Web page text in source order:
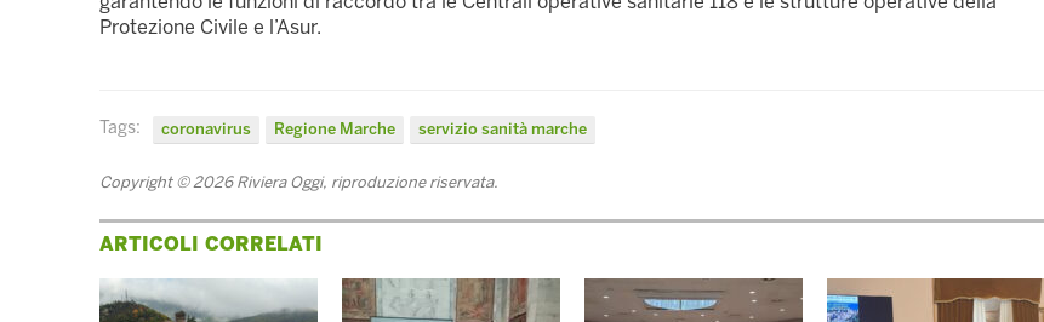
Protezione Civile e l’Asur.
Tags: coronavirus Regione Marche servizio sanità marche
Copyright © 2026 Riviera Oggi, riproduzione riservata.
ARTICOLI CORRELATI